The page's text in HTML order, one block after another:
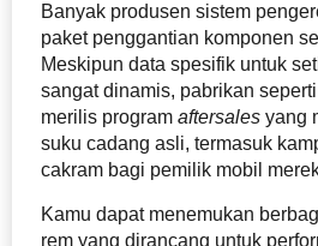
Banyak produsen sistem
paket penggantian komponen
Meskipun data spesifik untuk
sangat dinamis, pabrikan
merilis program aftersales yang
suku cadang asli, termasuk
cakram bagi pemilik mobil
Kamu dapat menemukan
rem yang dirancang untuk